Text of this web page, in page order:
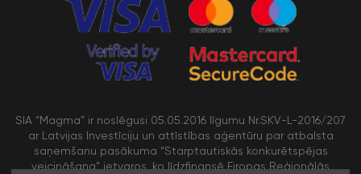
SIA “Magma” ir noslēgusi 05.05.2016 līgumu Nr.SKV-L-2016/207
ar Latvijas Investīciju un attīstības aģentūru par atbalsta
saņemšanu pasākuma “Starptautiskās konkurētspējas
veicināšana” ietvaros, ko līdzfinansē Eiropas Reģionālās